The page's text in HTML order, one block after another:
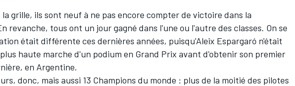
la grille, ils sont neuf à ne pas encore compter de victoire dans la
revanche, tous ont un jour gagné dans l'une ou l'autre des classes. On se
était différente ces dernières années, puisqu'Aleix Espargaró n'était
haute marche d'un podium en Grand Prix avant d'obtenir son premier
en Argentine.
donc, mais aussi 13 Champions du monde : plus de la moitié des pilotes